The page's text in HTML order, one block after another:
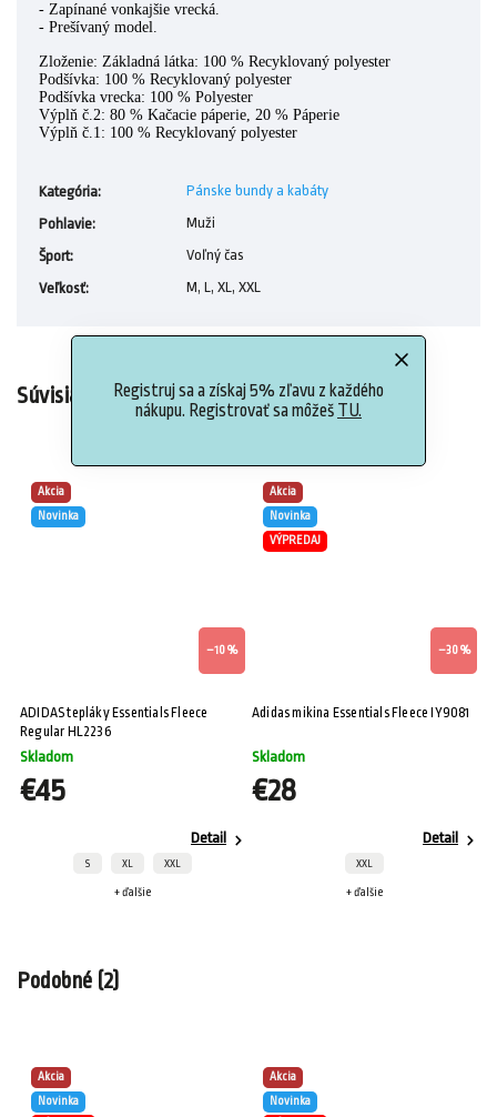
Registruj sa a získaj 5% zľavu z každého
nákupu. Registrovať sa môžeš TU.
- Zapínané vonkajšie vrecká.
- Prešívaný model.
Zloženie: Základná látka: 100 % Recyklovaný polyester
Podšívka: 100 % Recyklovaný polyester
Podšívka vrecka: 100 % Polyester
Výplň č.2: 80 % Kačacie páperie, 20 % Páperie
Výplň č.1: 100 % Recyklovaný polyester
Kategória:
Pánske bundy a kabáty
Pohlavie:
Muži
Šport:
Voľný čas
Veľkosť: M, L, XL, XXL
Súvisiaci tovar
Akcia
Novinka
–10 %
ADIDAS tepláky Essentials Fleece
Regular HL2236
Skladom
€45
Detail
S XL XXL
+ ďalšie
Akcia
Novinka
VÝPREDAJ
–30 %
Adidas mikina Essentials Fleece IY9081
Skladom
€28
Detail
XXL
+ ďalšie
Podobné (2)
Akcia
Novinka
Akcia
Novinka